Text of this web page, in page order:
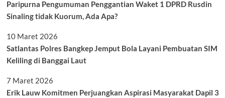
Paripurna Pengumuman Penggantian Waket 1 DPRD Rusdin
Sinaling tidak Kuorum, Ada Apa?
10 Maret 2026
Satlantas Polres Bangkep Jemput Bola Layani Pembuatan SIM
Keliling di Banggai Laut
7 Maret 2026
Erik Lauw Komitmen Perjuangkan Aspirasi Masyarakat Dapil 3